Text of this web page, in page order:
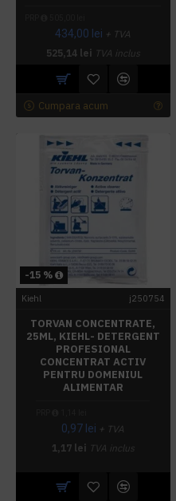
434,00 lei + TVA
525,14 lei TVA inclus
Cumpara acum
-15 %
Kiehl j250754
TORVAN CONCENTRATE,
25ML, KIEHL- DETERGENT
PROFESIONAL
CONCENTRAT ACTIV
PENTRU DOMENIUL
ALIMENTAR
0,97 lei + TVA
1,17 lei TVA inclus